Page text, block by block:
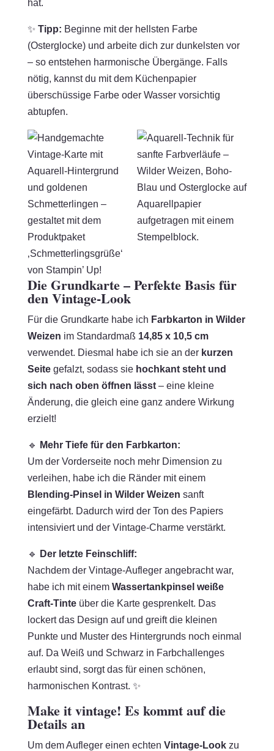
hat.
✨ Tipp: Beginne mit der hellsten Farbe
(Osterglocke) und arbeite dich zur dunkelsten vor
– so entstehen harmonische Übergänge. Falls
nötig, kannst du mit dem Küchenpapier
überschüssige Farbe oder Wasser vorsichtig
abtupfen.
Die Grundkarte – Perfekte Basis für
den Vintage-Look
Für die Grundkarte habe ich Farbkarton in Wilder
Weizen im Standardmaß 14,85 x 10,5 cm
verwendet. Diesmal habe ich sie an der kurzen
Seitegefalzt, sodass sie hochkant steht und
sich nach oben öffnen lässt– eine kleine
Änderung, die gleich eine ganz andere Wirkung
erzielt!
🔹
Mehr Tiefe für den Farbkarton:
Um der Vorderseite noch mehr Dimension zu
verleihen, habe ich die Ränder mit einem
Blending-Pinsel in Wilder Weizen sanft
eingefärbt. Dadurch wird der Ton des Papiers
intensiviert und der Vintage-Charme verstärkt.
🔹
Der letzte Feinschliff:
Nachdem der Vintage-Aufleger angebracht war,
habe ich mit einem Wassertankpinsel weiße
Craft-Tinteüber die Karte gesprenkelt. Das
lockert das Design auf und greift die kleinen
Punkte und Muster des Hintergrunds noch einmal
auf. Da Weiß und Schwarz in Farbchallenges
erlaubt sind, sorgt das für einen schönen,
harmonischen Kontrast. ✨
Make it vintage! Es kommt auf die
Details an
Um dem Aufleger einen echten Vintage-Lookzu